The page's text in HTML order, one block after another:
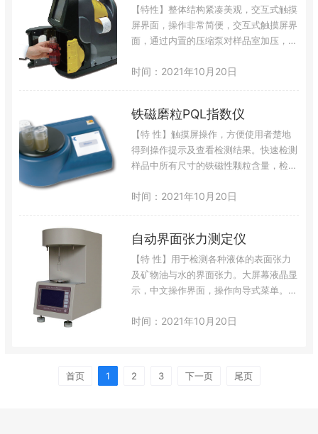
场检测系统，我们可以随时知道目前油品
的健康状态，而且通过配套设备净油机可
以净化油品，过滤出工业油品杂质来反复
【特性】整体结构紧凑美观，交互式触摸
屏界面，操作非常简便，交互式触摸屏界
面，通过内置的压缩泵对样品室加压，可
影响，保证检测的准确性。是实验室油品
气对测试结果造成的影响，保证检测的准
确性。配合通用瓶式采样器，可实现离线
检测，便于实验室使用。设有安全门锁定
装置和样液管进给功能，“回收和清洁”套
时间：2021年10月20日
铁磁磨粒PQL指数仪
【特 性】触摸屏操作，方便使用者楚地
得到操作提示及查看检测结果。快速检测
样品中所有尺寸的铁磁性颗粒含量，检测
结果以PQ指数显示，PQ指数是一定范围
RS232接口传输到电脑，做成图表形式，
在数据库里进行趋势分析有效监控设备状
态。【技术参数】测量范围：0-2000PQ
测量精度：±1%测试时间：4秒…
时间：2021年10月20日
自动界面张力测定仪
【特 性】用于检测各种液体的表面张力
及矿物油与水的界面张力。大屏幕液晶显
示，中文操作界面，操作向导式菜单。采
测数据稳定，自动打印结果。【技术参
AC220V 50HZ【订货号】FI-ZL2…
时间：2021年10月20日
首页 1 2 3 下一页 尾页